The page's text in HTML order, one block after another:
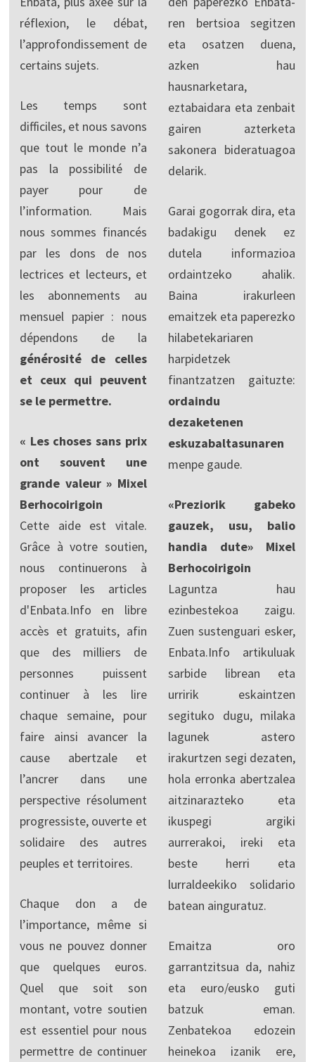
réflexion, le débat,
l’approfondissement de
certains sujets.
Les temps sont
difficiles, et nous savons
que tout le monde n’a
pas la possibilité de
payer pour de
l’information. Mais
nous sommes financés
par les dons de nos
lectrices et lecteurs, et
les abonnements au
mensuel papier : nous
dépendons de la
générosité de celles
et ceux qui peuvent
se le permettre.
« Les choses sans prix
ont souvent une
grande valeur » Mixel
Berhocoirigoin
Cette aide est vitale.
Grâce à votre soutien,
nous continuerons à
proposer les articles
d'Enbata.Info en libre
accès et gratuits, afin
que des milliers de
personnes puissent
continuer à les lire
chaque semaine, pour
faire ainsi avancer la
cause abertzale et
l’ancrer dans une
perspective résolument
progressiste, ouverte et
solidaire des autres
peuples et territoires.
Chaque don a de
l’importance, même si
vous ne pouvez donner
que quelques euros.
Quel que soit son
montant, votre soutien
est essentiel pour nous
permettre de continuer
ren bertsioa segitzen
eta osatzen duena,
azken hau
hausnarketara,
eztabaidara eta zenbait
gairen azterketa
sakonera bideratuagoa
delarik.
Garai gogorrak dira, eta
badakigu denek ez
dutela informazioa
ordaintzeko ahalik.
Baina irakurleen
emaitzek eta paperezko
hilabetekariaren
harpidetzek
finantzatzen gaituzte:
ordaindu
dezaketenen
eskuzabaltasunaren
menpe gaude.
«Preziorik gabeko
gauzek, usu, balio
handia dute» Mixel
Berhocoirigoin
Laguntza hau
ezinbestekoa zaigu.
Zuen sustenguari esker,
Enbata.Info artikuluak
sarbide librean eta
urririk eskaintzen
segituko dugu, milaka
lagunek astero
irakurtzen segi dezaten,
hola erronka abertzalea
aitzinarazteko eta
ikuspegi argiki
aurrerakoi, ireki eta
beste herri eta
lurraldeekiko solidario
batean ainguratuz.
Emaitza oro
garrantzitsua da, nahiz
eta euro/eusko guti
batzuk eman.
Zenbatekoa edozein
heinekoa izanik ere,